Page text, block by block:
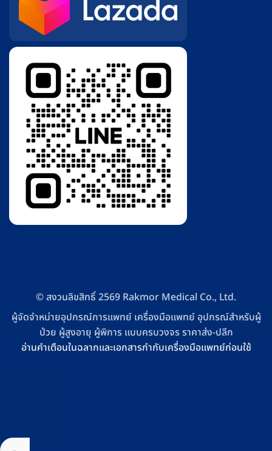
© สงวนลิขสิทธิ์ 2569 Rakmor Medical Co., Ltd.
ผู้จัดจำหน่ายอุปกรณ์การแพทย์ เครื่องมือแพทย์ อุปกรณ์สำหรับผู้
ป่วย ผู้สูงอายุ ผู้พิการ แบบครบวงจร ราคาส่ง-ปลีก
อ่านคำเตือนในฉลากและเอกสารกำกับเครื่องมือแพทย์ก่อนใช้